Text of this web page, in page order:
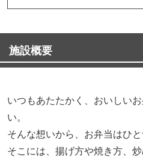
施設概要
いつもあたたかく、おいしい
い。
そんな想いから、お弁当はひ
そこには、揚げ方や焼き方、